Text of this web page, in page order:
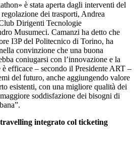
è stata aperta dagli interventi del
dei trasporti, Andrea
Dirigenti Tecnologie
Musumeci. Camanzi ha detto che
I3P del Politecnico di Torino, ha
convinzione che una buona
coniugarsi con l’innovazione e la
efficace – secondo il Presidente ART –
del futuro, anche aggiungendo valore
esistenti, con una migliore qualità dei
soddisfazione dei bisogni di
integrato col ticketing